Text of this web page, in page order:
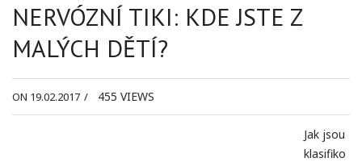
NERVÓZNÍ TIKI: KDE JSTE Z
MALÝCH DĚTÍ?
ON 19.02.2017 / 455 VIEWS
Jak jsou
klasifiko